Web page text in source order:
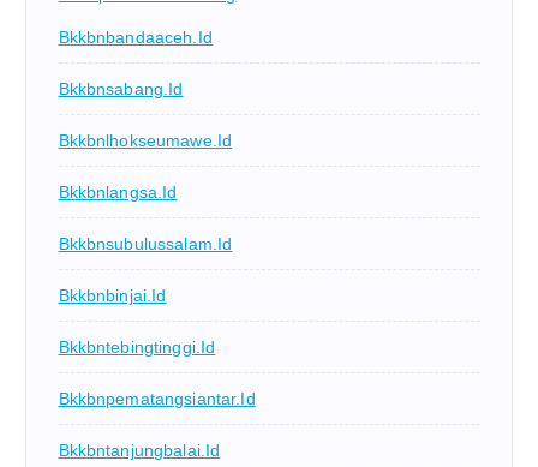
Bkkbnbandaaceh.id
Bkkbnsabang.id
Bkkbnlhokseumawe.id
Bkkbnlangsa.id
Bkkbnsubulussalam.id
Bkkbnbinjai.id
Bkkbntebingtinggi.id
Bkkbnpematangsiantar.id
Bkkbntanjungbalai.id